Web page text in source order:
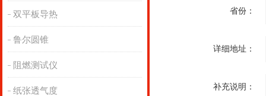
双平板导热
鲁尔圆锥
阻燃测试仪
纸张透气度
省份：
详细地址：
补充说明：